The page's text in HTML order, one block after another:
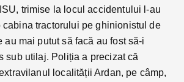
trimise la locul accidentului l-au
cabina tractorului pe ghinionistul de
mai putut să facă au fost să-i
sub utilaj. Poliția a precizat că
localității Ardan, pe câmp,